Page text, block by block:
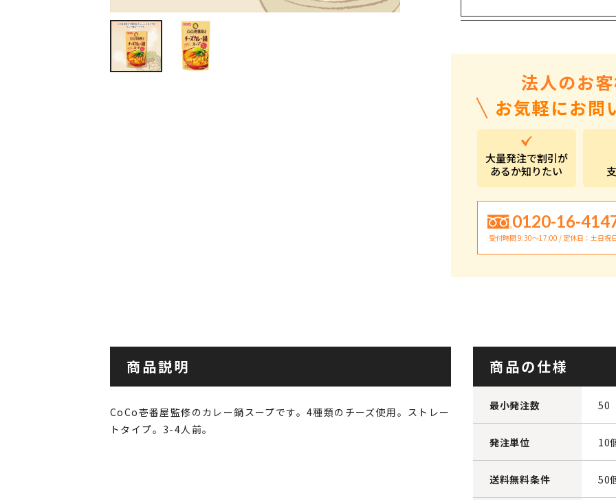
法人のお
お気軽にお問
大量発注で割引が
あるか知りたい
0120-16-
受付時間 9:30〜17:00 / 定休日：土日祝
商品説明
CoCo壱番屋監修のカレー鍋スープです。4種類のチーズ使用。ストレー
トタイプ。3-4人前。
商品の仕様
最小発注数 50
発注単位 10
送料無料条件 50